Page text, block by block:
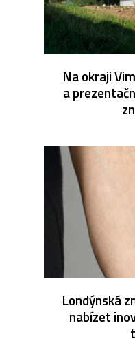
Na okraji
a
Londýnská
nabízet